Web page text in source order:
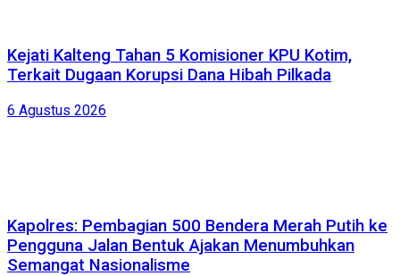
Kejati Kalteng Tahan 5 Komisioner KPU Kotim,
Terkait Dugaan Korupsi Dana Hibah Pilkada
6 Agustus 2026
Kapolres: Pembagian 500 Bendera Merah Putih ke
Pengguna Jalan Bentuk Ajakan Menumbuhkan
Semangat Nasionalisme